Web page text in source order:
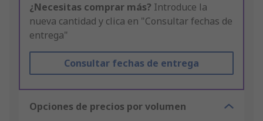
¿Necesitas comprar más? Introduce la
nueva cantidad y clica en "Consultar fechas de
entrega"
Consultar fechas de entrega
Opciones de precios por volumen